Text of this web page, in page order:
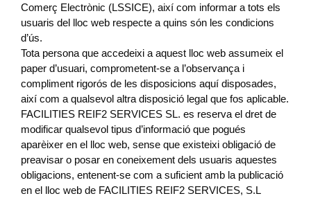
Comerç Electrònic (LSSICE), així com informar a tots els
usuaris del lloc web respecte a quins són les condicions
d’ús.
Tota persona que accedeixi a aquest lloc web assumeix el
paper d’usuari, comprometent-se a l’observança i
compliment rigorós de les disposicions aquí disposades,
així com a qualsevol altra disposició legal que fos aplicable.
FACILITIES REIF2 SERVICES SL. es reserva el dret de
modificar qualsevol tipus d’informació que pogués
aparèixer en el lloc web, sense que existeixi obligació de
preavisar o posar en coneixement dels usuaris aquestes
obligacions, entenent-se com a suficient amb la publicació
en el lloc web de FACILITIES REIF2 SERVICES, S.L